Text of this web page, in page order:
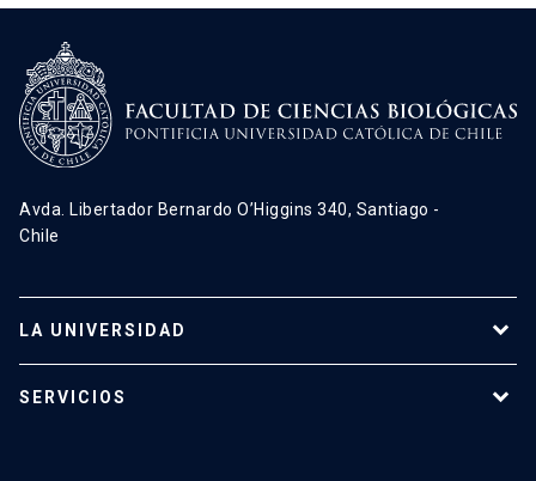
Avda. Libertador Bernardo O’Higgins 340, Santiago -
Chile
LA UNIVERSIDAD
SERVICIOS